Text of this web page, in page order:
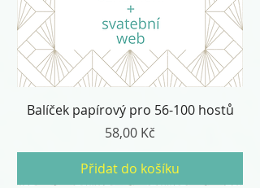
Balíček papírový pro 56-100 hostů
Cena
58,00 Kč
Přidat do košíku